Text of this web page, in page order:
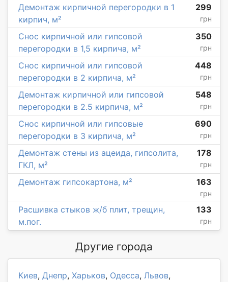
Демонтаж кирпичной перегородки в 1
кирпич, м²
299
грн
Снос кирпичной или гипсовой
перегородки в 1,5 кирпича, м²
350
грн
Снос кирпичной или гипсовой
перегородки в 2 кирпича, м²
448
грн
Демонтаж кирпичной или гипсовой
перегородки в 2.5 кирпича, м²
548
грн
Снос кирпичной или гипсовые
перегородки в 3 кирпича, м²
690
грн
Демонтаж стены из ацеида, гипсолита,
ГКЛ, м²
178
грн
Демонтаж гипсокартона, м² 163
грн
Расшивка стыков ж/б плит, трещин,
м.пог.
133
грн
Другие города
Киев, Днепр, Харьков, Одесса, Львов,